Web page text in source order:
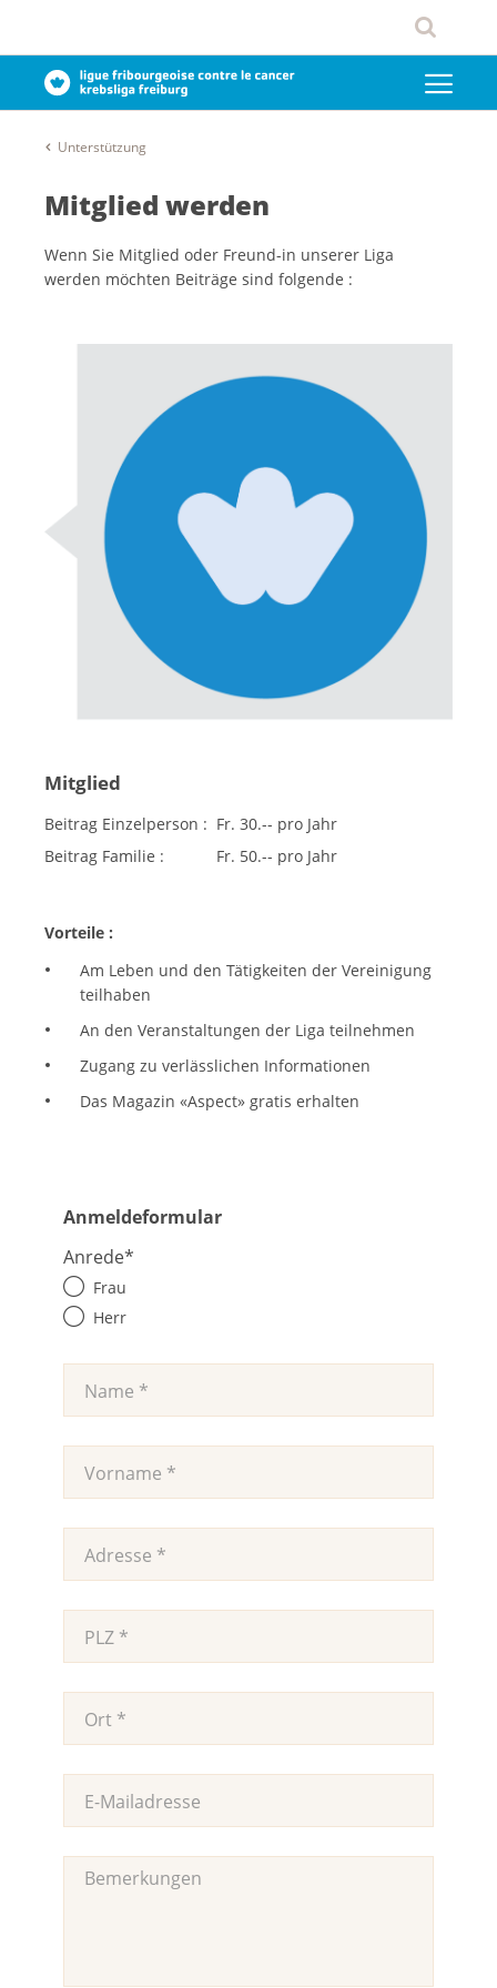
Unterstützung
Mitglied werden
Wenn Sie Mitglied oder Freund-in unserer Liga
werden möchten Beiträge sind folgende :
Mitglied
Beitrag Einzelperson : Fr. 30.-- pro Jahr
Beitrag Familie :
Fr. 50.-- pro Jahr
Vorteile :
Am Leben und den Tätigkeiten der Vereinigung
teilhaben
An den Veranstaltungen der Liga teilnehmen
Zugang zu verlässlichen Informationen
Das Magazin «Aspect» gratis erhalten
Anmeldeformular
Anrede*
Frau
Herr